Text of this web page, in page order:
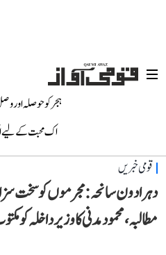
ہجر کو حوصلہ اور
اک محبت کے لیے
قومی خبریں
دہرادون سانحہ: مجرموں کو سخت
مطالبہ، محمود مدنی کا وزیر داخلہ کو